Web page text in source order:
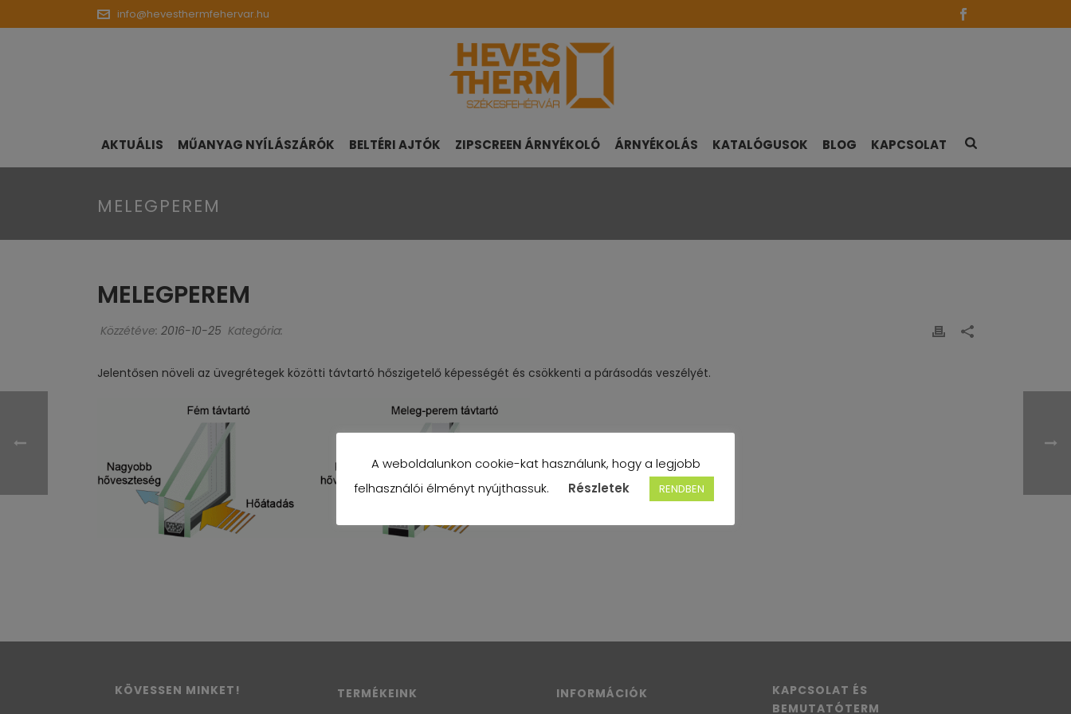
info@hevesthermfehervar.hu
AKTUÁLIS MŰANYAG NYÍLÁSZÁRÓK BELTÉRI AJTÓK ZIPSCREEN ÁRNYÉKOLÓ ÁRNYÉKOLÁS KATALÓGUSOK BLOG KAPCSOLAT
MELEGPEREM
MELEGPEREM
Közzétéve: 2016-10-25 Kategória:
Jelentősen növeli az üvegrétegek közötti távtartó hőszigetelő képességét és csökkenti a párásodás veszélyét.
KÖVESSEN MINKET! TERMÉKEINK INFORMÁCIÓK
KAPCSOLAT ÉS
BEMUTATÓTERM
A weboldalunkon cookie-kat használunk, hogy a legjobb
felhasználói élményt nyújthassuk.
Részletek RENDBEN